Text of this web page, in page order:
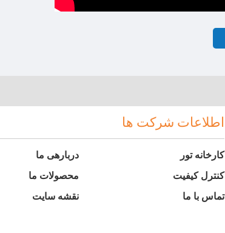
اطلاعات شرکت ها
دربارهی ما
محصولات ما
نقشه سایت
کارخانه تور
کنترل کیفیت
تماس با ما